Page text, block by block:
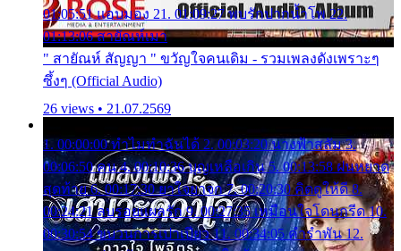
01:05:51 แอบมอง 21. 01:09:27 พบรักปากน้ำโพ 22.
01:13:06 สายัณห์เมา
" สายัณห์ สัญญา " ขวัญใจคนเดิม - รวมเพลงดังเพราะๆ
ซึ้งๆ (Official Audio)
26 views • 21.07.2569
1. 00:00:00 ทำไมทำฉันได้ 2. 00:03:20 นางฟ้าสลัม 3.
00:06:50 คน 4. 00:10:36 บุญเหลือเกิน 5. 00:13:58 ฝนหยาด
สุดท้าย 6. 00:17:30 ยาใจยาจก 7. 00:20:30 คิดดูให้ดี 8.
00:24:21 ลบรอยแผลรัก 9. 00:27:35 เหมือนใจโดนกรีด 10.
00:30:54 ขบวนการเปาเปียว 11. 00:34:05 คำรำพัน 12.